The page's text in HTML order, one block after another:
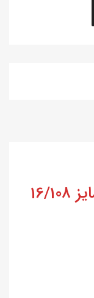
رینگ Phonix فونیکس سایز 16/108